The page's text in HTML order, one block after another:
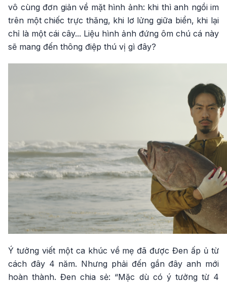
vô cùng đơn giản về mặt hình ảnh: khi thì anh ngồi im
trên một chiếc trực thăng, khi lơ lửng giữa biển, khi lại
chỉ là một cái cây... Liệu hình ảnh đứng ôm chú cá này
sẽ mang đến thông điệp thú vị gì đây?
Ý tưởng viết một ca khúc về mẹ đã được Đen ấp ủ từ
cách đây 4 năm. Nhưng phải đến gần đây anh mới
hoàn thành. Đen chia sẻ: “Mặc dù có ý tưởng từ 4